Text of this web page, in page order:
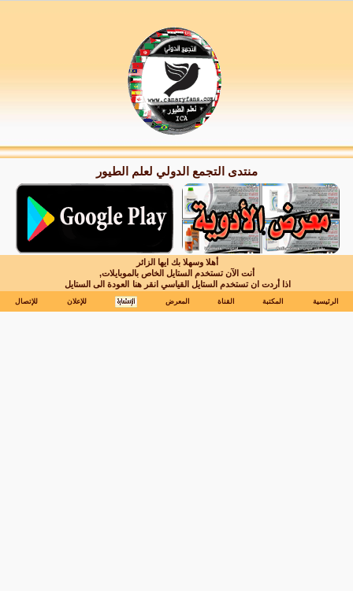
منتدى التجمع الدولي لعلم الطيور
أهلا وسهلا بك ايها الزائر
أنت الآن تستخدم الستايل الخاص بالموبايلات,
اذا أردت ان تستخدم الستايل القياسي انقر هنا العودة الى الستايل
الرئيسية المكتبة القناة المعرض للإعلان للإتصال